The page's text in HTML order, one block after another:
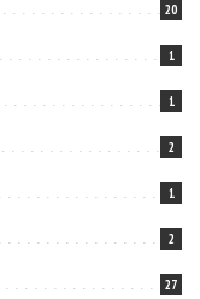
20
1
1
2
1
2
27